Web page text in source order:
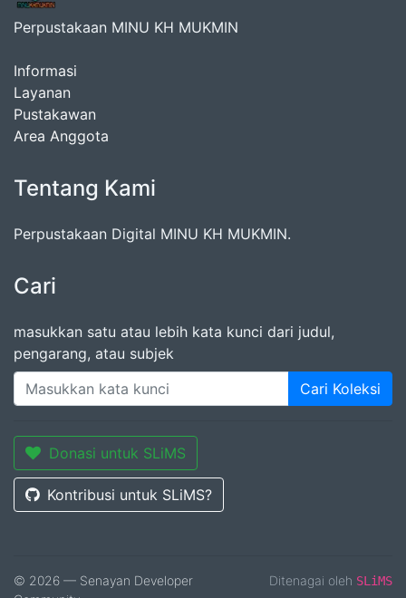
Perpustakaan MINU KH MUKMIN
Informasi
Layanan
Pustakawan
Area Anggota
Tentang Kami
Perpustakaan Digital MINU KH MUKMIN.
Cari
masukkan satu atau lebih kata kunci dari judul,
pengarang, atau subjek
Cari Koleksi
Donasi untuk SLiMS
Kontribusi untuk SLiMS?
© 2026 — Senayan Developer
Ditenagai oleh SLiMS